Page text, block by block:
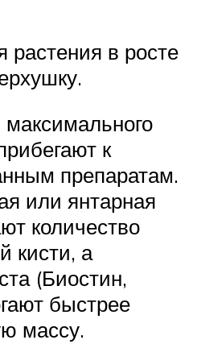
растения в росте
к
препаратам.
или янтарная
количество
кисти, а
(Биостин,
быстрее
массу.